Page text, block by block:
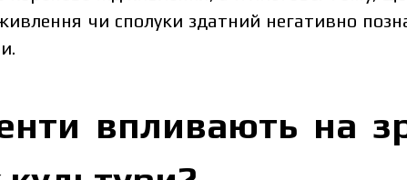
чи сполуки здатний негативно
впливають на